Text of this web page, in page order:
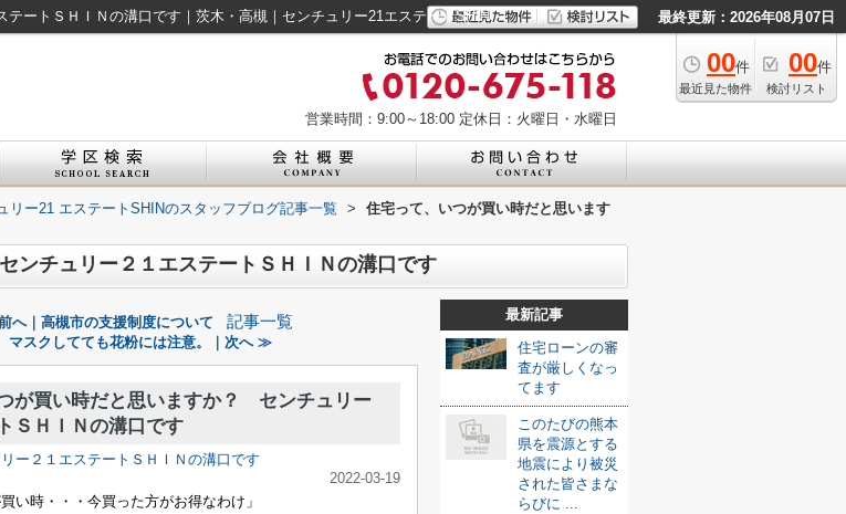
ートＳＨＩＮの溝口です｜茨木・高槻｜センチュリー21エステートSHIN 最終更新：2026年08月07日
00件
最近見た物件
00件
検討リスト
営業時間：9:00～18:00 定休日：火曜日・水曜日
リー21 エステートSHINのスタッフブログ記事一覧 >
住宅って、いつが買い時だと思います
チュリー２１エステートＳＨＩＮの溝口です
へ｜高槻市の支援制度について 記事一覧
マスクしてても花粉には注意。｜次へ ≫
が買い時だと思いますか？ センチュリー
ＳＨＩＮの溝口です
ー２１エステートＳＨＩＮの溝口です
2022-03-19
い時・・・今買った方がお得なわけ」
最新記事
住宅ローンの審
査が厳しくなっ
てます
このたびの熊本
県を震源とする
地震により被災
された皆さまな
らびに ...